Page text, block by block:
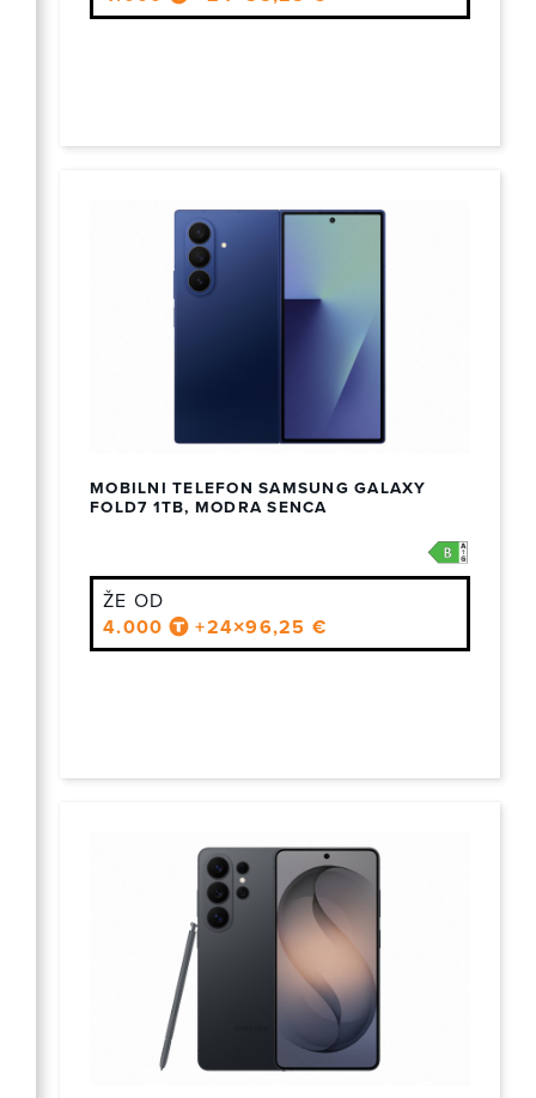
MOBILNI TELEFON SAMSUNG GALAXY
FOLD7 1TB, MODRA SENCA
ŽE OD
4.000
+24×96,25 €